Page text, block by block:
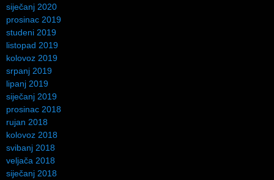
siječanj 2020
prosinac 2019
studeni 2019
listopad 2019
kolovoz 2019
srpanj 2019
lipanj 2019
siječanj 2019
prosinac 2018
rujan 2018
kolovoz 2018
svibanj 2018
veljača 2018
siječanj 2018